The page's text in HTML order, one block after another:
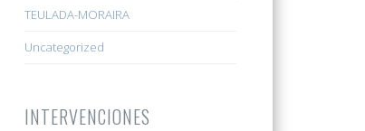
TEULADA-MORAIRA
Uncategorized
INTERVENCIONES